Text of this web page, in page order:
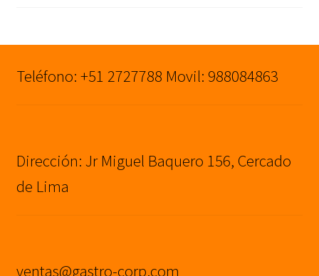
Teléfono: +51 2727788 Movil: 988084863
Dirección: Jr Miguel Baquero 156, Cercado
de Lima
ventas@gastro-corp.com